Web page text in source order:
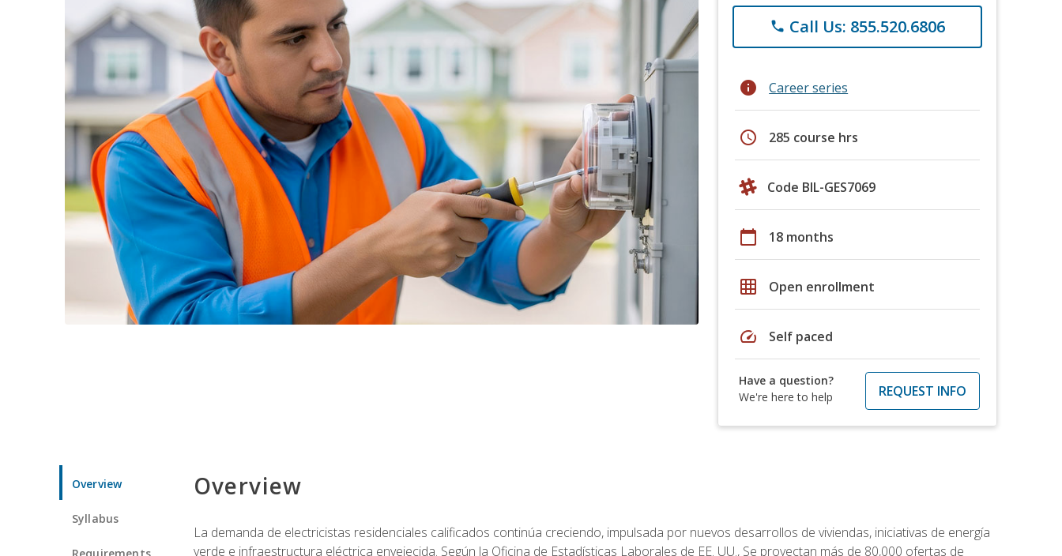
phone Call Us: 855.520.6806
info Career series
schedule 285 course hrs
Code BIL-GES7069
calendar_today 18 months
grid_on Open enrollment
speed Self paced
Have a question?
We're here to help
REQUEST INFO
Overview
Syllabus
Requirements
Overview
La demanda de electricistas residenciales calificados continúa creciendo, impulsada por nuevos desarrollos de viviendas, iniciativas de energía
verde e infraestructura eléctrica envejecida. Según la Oficina de Estadísticas Laborales de EE. UU., Se proyectan más de 80,000 ofertas de